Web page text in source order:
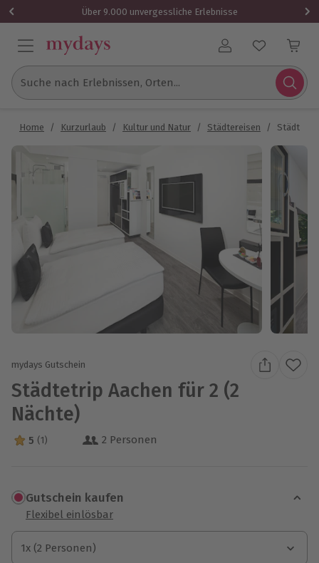
Über 9.000 unvergessliche Erlebnisse
Benutzerkonto
Suche nach Erlebnissen, Orten...
Home / Kurzurlaub / Kultur und Natur / Städtereisen /
mydays Gutschein
Städtetrip Aachen für 2 (2
Nächte)
5 Sterne von 5 aus 1 Bewertungen
5 (1) 2 Personen
Gutschein kaufen
Flexibel einlösbar
1x (2 Personen)
1x (2 Personen)
1x (2 Personen)